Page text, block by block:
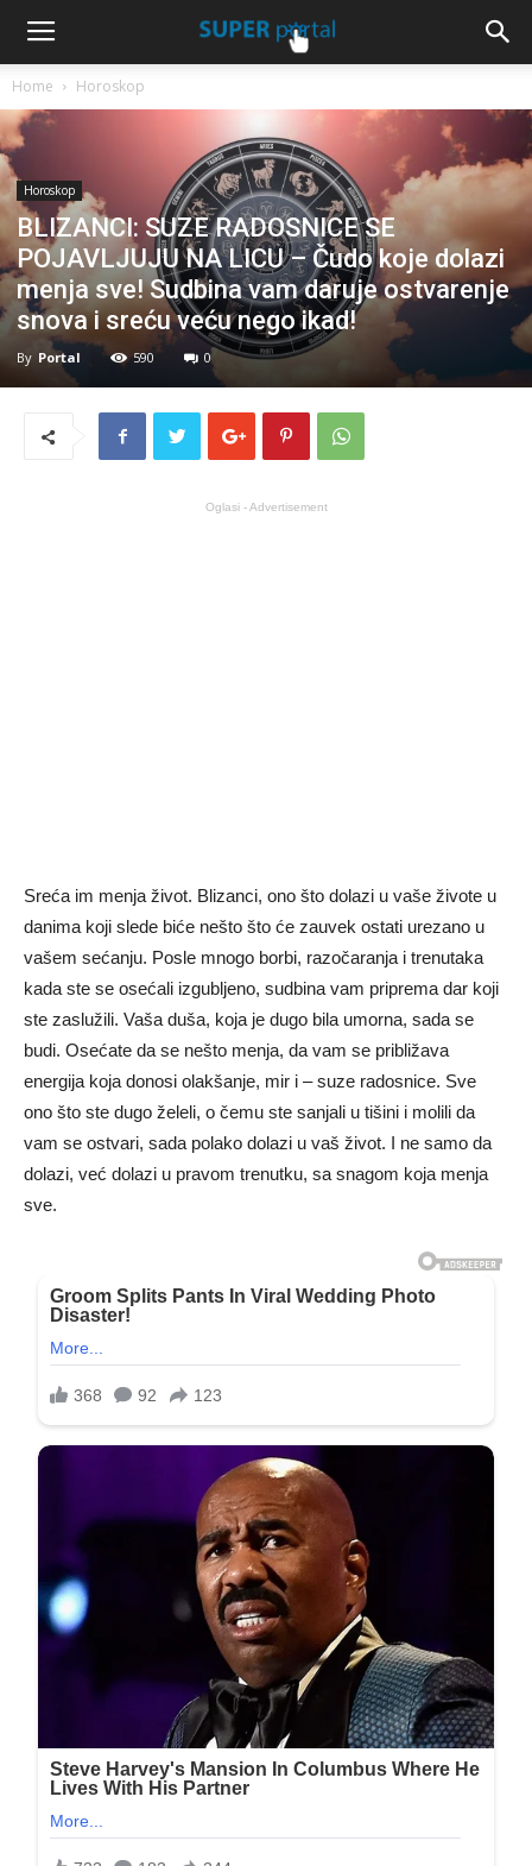
Home Horoskop
Horoskop
BLIZANCI: SUZE RADOSNICE SE
POJAVLJUJU NA LICU – Čudo koje dolazi
menja sve! Sudbina vam daruje ostvarenje
snova i sreću veću nego ikad!
By Portal 590 0
Oglasi - Advertisement
Sreća im menja život. Blizanci, ono što dolazi u vaše živote u
danima koji slede biće nešto što će zauvek ostati urezano u
vašem sećanju. Posle mnogo borbi, razočaranja i trenutaka
kada ste se osećali izgubljeno, sudbina vam priprema dar koji
ste zaslužili. Vaša duša, koja je dugo bila umorna, sada se
budi. Osećate da se nešto menja, da vam se približava
energija koja donosi olakšanje, mir i – suze radosnice. Sve
ono što ste dugo želeli, o čemu ste sanjali u tišini i molili da
vam se ostvari, sada polako dolazi u vaš život. I ne samo da
dolazi, već dolazi u pravom trenutku, sa snagom koja menja
sve.